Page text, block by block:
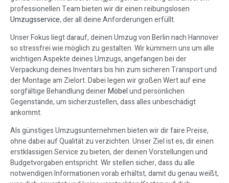
professionellen Team bieten wir dir einen reibungslosen
Umzugsservice, der all deine Anforderungen erfüllt.
Unser Fokus liegt darauf, deinen Umzug von Berlin nach Hannover
so stressfrei wie möglich zu gestalten. Wir kümmern uns um alle
wichtigen Aspekte deines Umzugs, angefangen bei der
Verpackung deines Inventars bis hin zum sicheren Transport und
der Montage am Zielort. Dabei legen wir großen Wert auf eine
sorgfältige Behandlung deinerMöbelund persönlichen
Gegenstände, um sicherzustellen, dass alles unbeschädigt
ankommt.
Als günstiges Umzugsunternehmen bieten wir dir faire Preise,
ohne dabei auf Qualität zu verzichten. Unser Ziel ist es, dir einen
erstklassigen Service zu bieten, der deinen Vorstellungen und
Budgetvorgaben entspricht. Wir stellen sicher, dass du alle
notwendigen Informationen vorab erhältst, damit du genau weißt,